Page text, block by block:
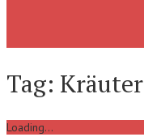
Tag: Kräuter
Loading...